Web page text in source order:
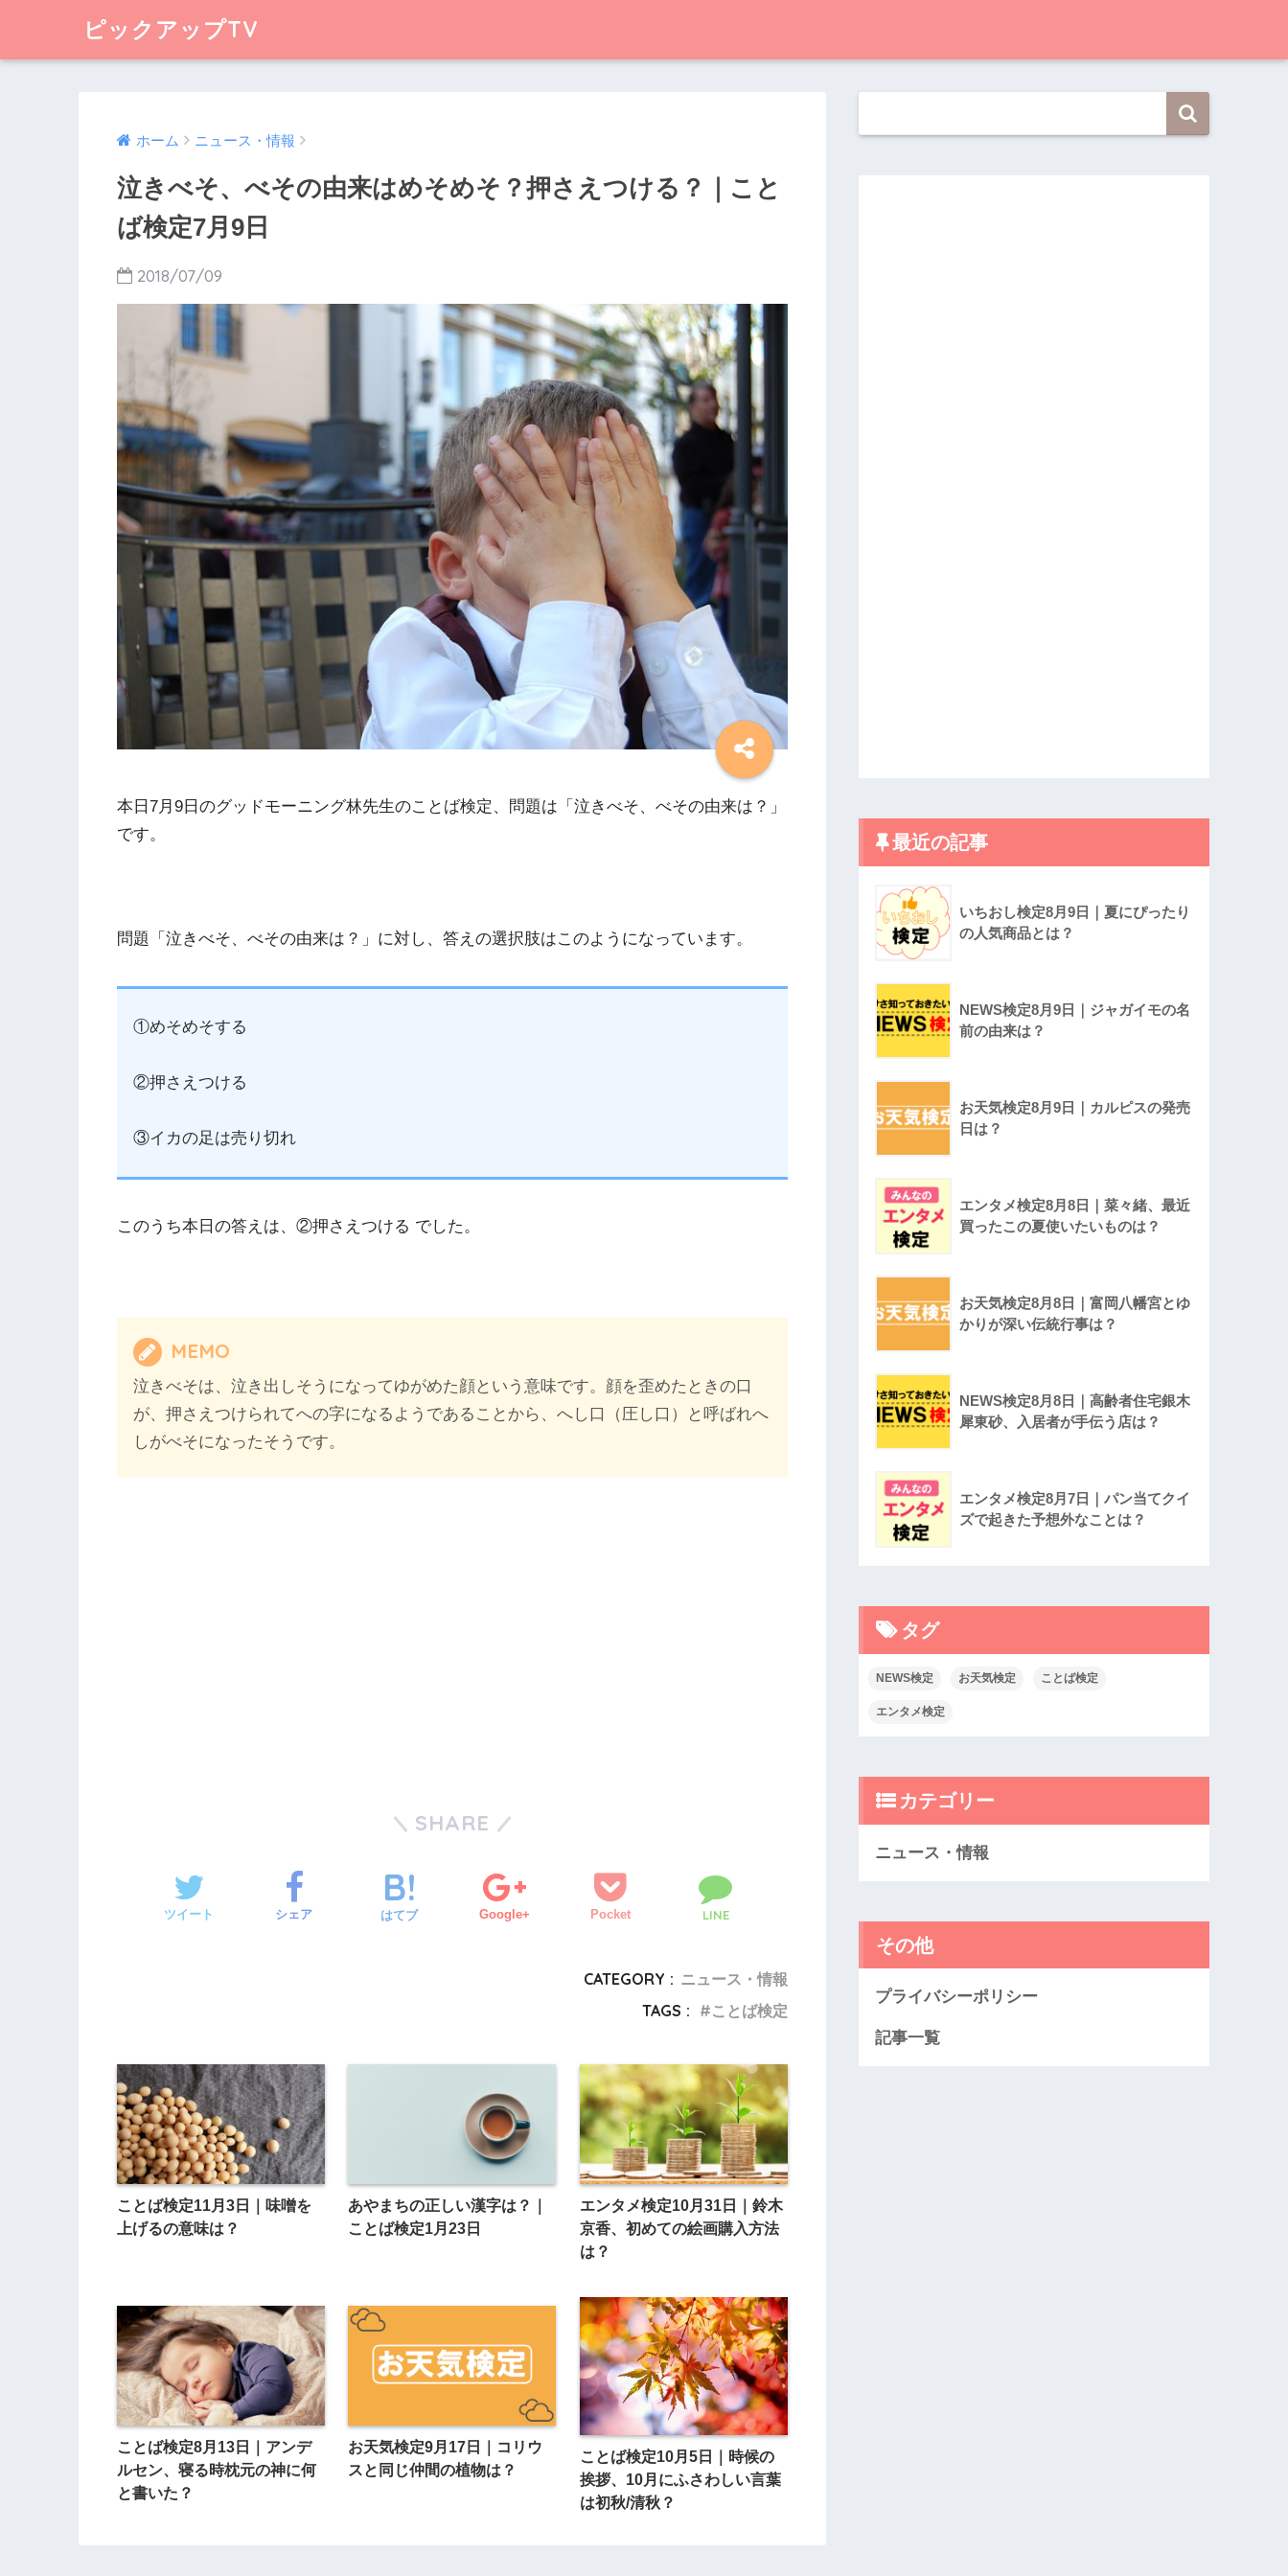
ピックアップTV
ホーム ニュース・情報
泣きべそ、べその由来はめそめそ？押さえつける？｜こと
ば検定7月9日
2018/07/09
本日7月9日のグッドモーニング林先生のことば検定、問題は「泣きべそ、べその由来は？」
です。
問題「泣きべそ、べその由来は？」に対し、答えの選択肢はこのようになっています。
①めそめそする
②押さえつける
③イカの足は売り切れ
このうち本日の答えは、②押さえつける でした。
MEMO
泣きべそは、泣き出しそうになってゆがめた顔という意味です。顔を歪めたときの口
が、押さえつけられてへの字になるようであることから、へし口（圧し口）と呼ばれへ
しがべそになったそうです。
SHARE
ツイート シェア はてブ Google+ Pocket LINE
CATEGORY : ニュース・情報
TAGS :
ことば検定
ことば検定11月3日｜味噌を
上げるの意味は？
あやまちの正しい漢字は？｜
ことば検定1月23日
エンタメ検定10月31日｜鈴木
京香、初めての絵画購入方法
は？
ことば検定8月13日｜アンデ
ルセン、寝る時枕元の神に何
と書いた？
お天気検定9月17日｜コリウ
スと同じ仲間の植物は？
ことば検定10月5日｜時候の
挨拶、10月にふさわしい言葉
は初秋/清秋？
最近の記事
いちおし検定8月9日｜夏にぴったり
の人気商品とは？
NEWS検定8月9日｜ジャガイモの名
前の由来は？
お天気検定8月9日｜カルピスの発売
日は？
エンタメ検定8月8日｜菜々緒、最近
買ったこの夏使いたいものは？
お天気検定8月8日｜富岡八幡宮とゆ
かりが深い伝統行事は？
NEWS検定8月8日｜高齢者住宅銀木
犀東砂、入居者が手伝う店は？
エンタメ検定8月7日｜パン当てクイ
ズで起きた予想外なことは？
タグ
NEWS検定 お天気検定 ことば検定
エンタメ検定
カテゴリー
ニュース・情報
その他
プライバシーポリシー
記事一覧